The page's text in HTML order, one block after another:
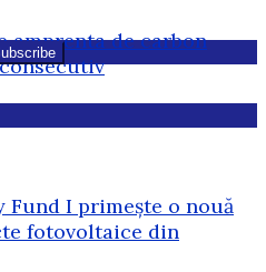
amprenta de carbon
Fund I primește o nouă
fotovoltaice din